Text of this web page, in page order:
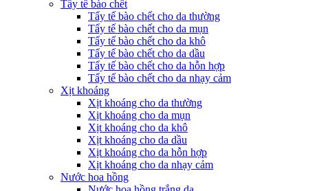
Tẩy tế bào chết
Tẩy tế bào chết cho da thường
Tẩy tế bào chết cho da mụn
Tẩy tế bào chết cho da khô
Tẩy tế bào chết cho da dầu
Tẩy tế bào chết cho da hỗn hợp
Tẩy tế bào chết cho da nhạy cảm
Xịt khoáng
Xịt khoáng cho da thường
Xịt khoáng cho da mụn
Xịt khoáng cho da khô
Xịt khoáng cho da dầu
Xịt khoáng cho da hỗn hợp
Xịt khoáng cho da nhạy cảm
Nước hoa hồng